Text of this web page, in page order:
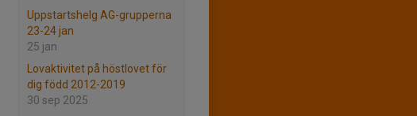
Uppstartshelg AG-grupperna
23-24 jan
25 jan
Lovaktivitet på höstlovet för
dig född 2012-2019
30 sep 2025